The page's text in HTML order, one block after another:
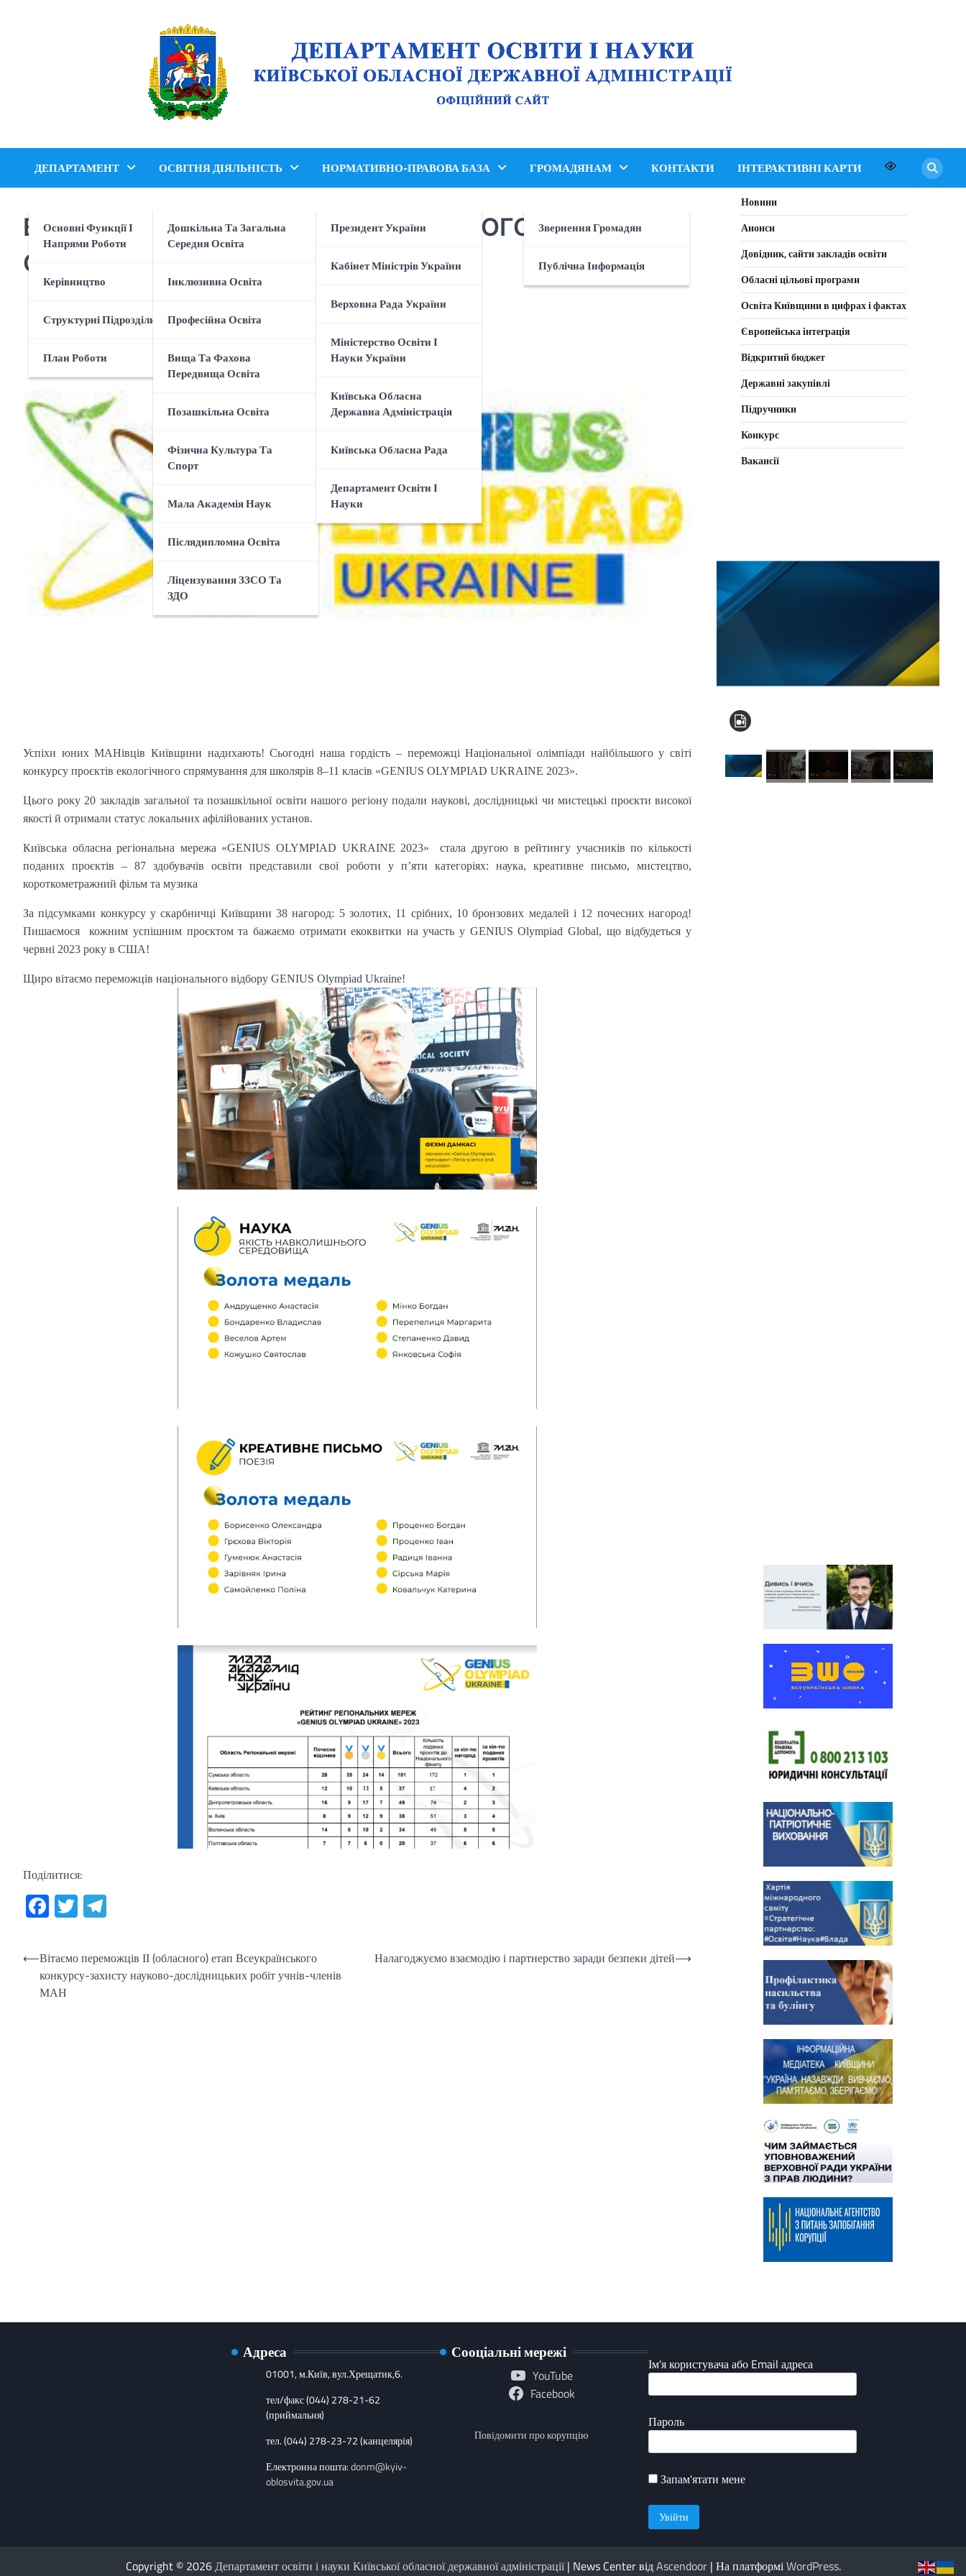
обласної державної
адміністрації
ДЕПАРТАМЕНТ
Основні Функції І
Напрями Роботи
Керівництво
Структурні Підрозділи
План Роботи
ОСВІТНЯ ДІЯЛЬНІСТЬ
Дошкільна Та Загальна
Середня Освіта
Інклюзивна Освіта
Професійна Освіта
Вища Та Фахова
Передвища Освіта
Позашкільна Освіта
Фізична Культура Та
Спорт
Мала Академія Наук
Післядипломна Освіта
Ліцензування ЗЗСО Та
ЗДО
НОРМАТИВНО-ПРАВОВА БАЗА
Президент України
Кабінет Міністрів України
Верховна Рада України
Міністерство Освіти І
Науки України
Київська Обласна
Державна Адміністрація
Київська Обласна Рада
Департамент Освіти І
Науки
ГРОМАДЯНАМ
Звернення Громадян
Публічна Інформація
КОНТАКТИ ІНТЕРАКТИВНІ КАРТИ
ВІТАЄМО ПЕРЕМОЖЦІВ НАЦІОНАЛЬНОГО ВІДБОРУ
GENIUS OLYMPIAD UKRAINE!
Успіхи юних МАНівців Київщини надихають! Сьогодні наша гордість – переможці Національної олімпіади найбільшого у світі
конкурсу проєктів екологічного спрямування для школярів 8–11 класів «GENIUS OLYMPIAD UKRAINE 2023».
Цього року 20 закладів загальної та позашкільної освіти нашого регіону подали наукові, дослідницькі чи мистецькі проєкти високої
якості й отримали статус локальних афілійованих установ.
Київська обласна регіональна мережа «GENIUS OLYMPIAD UKRAINE 2023» стала другою в рейтингу учасників по кількості
поданих проєктів – 87 здобувачів освіти представили свої роботи у п’яти категоріях: наука, креативне письмо, мистецтво,
короткометражний фільм та музика
За підсумками конкурсу у скарбничці Київщини 38 нагород: 5 золотих, 11 срібних, 10 бронзових медалей і 12 почесних нагород!
Пишаємося кожним успішним проєктом та бажаємо отримати екоквитки на участь у GENIUS Olympiad Global, що відбудеться у
червні 2023 року в США!
Щиро вітаємо переможців національного відбору GENIUS Olympiad Ukraine!
Поділитися:
Facebook
Twitter
Навігація
записів
⟵Вітаємо переможців ІІ (обласного) етап Всеукраїнського
конкурсу-захисту науково-дослідницьких робіт учнів-членів
МАН
Налагоджуємо взаємодію і партнерство заради безпеки дітей⟶
Новини
Анонси
Довідник, сайти закладів освіти
Обласні цільові програми
Освіта Київщини в цифрах і фактах
Європейська інтеграція
Відкритий бюджет
Державні закупівлі
Підручники
Конкурс
Вакансії
Адреса
01001, м.Київ, вул.Хрещатик,6.
тел/факс (044) 278-21-62
(приймальня)
тел. (044) 278-23-72 (канцелярія)
Електронна пошта:donm@kyiv-
oblosvita.gov.ua
Сооціальні мережі
YouTube
Facebook
Повідомити про корупцію
Ім'я користувача або Email адреса
Пароль
Запам'ятати мене
Copyright © 2026Департамент освіти і науки Київської обласної державної адміністрації| News Center відAscendoor| На платформіWordPress.